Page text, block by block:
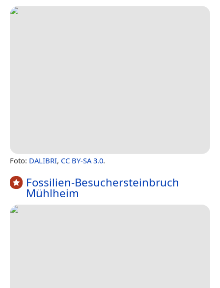
Foto: DALIBRI, CC BY-SA 3.0.
Fossilien-Besuchersteinbruch
Mühlheim